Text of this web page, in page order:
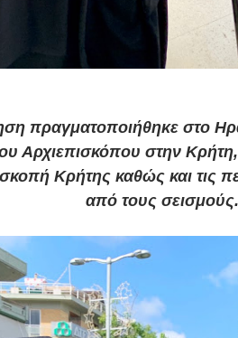
πραγματοποιήθηκε στο
Αρχιεπισκόπου στην
Κρήτης καθώς και τις
από τους σεισμούς.